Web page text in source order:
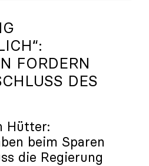
FORDERN
DES
Hütter:
beim Sparen
die Regierung